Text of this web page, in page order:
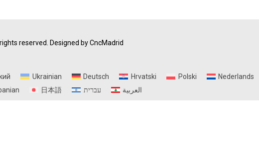
reserved. Designed by CncMadrid
Ukrainian Deutsch Hrvatski Polski Nederlands
日本語 עברית العربية